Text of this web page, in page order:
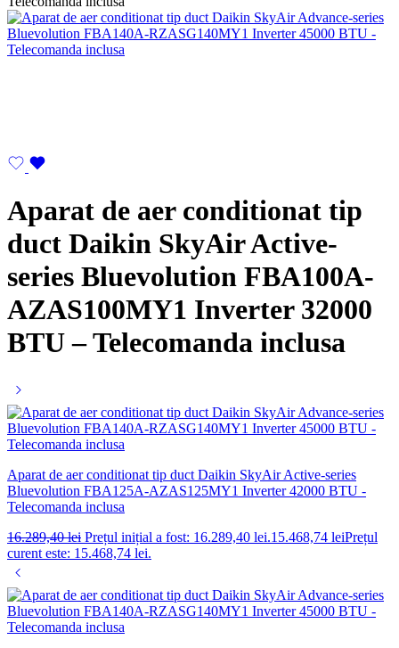
Aparat de aer conditionat tip
duct Daikin SkyAir Active-
series Bluevolution FBA100A-
AZAS100MY1 Inverter 32000
BTU – Telecomanda inclusa
Aparat de aer conditionat tip duct Daikin SkyAir Active-series
Bluevolution FBA125A-AZAS125MY1 Inverter 42000 BTU -
Telecomanda inclusa
16.289,40lei Prețul inițial a fost: 16.289,40 lei.15.468,74 leiPrețul
curent este: 15.468,74 lei.